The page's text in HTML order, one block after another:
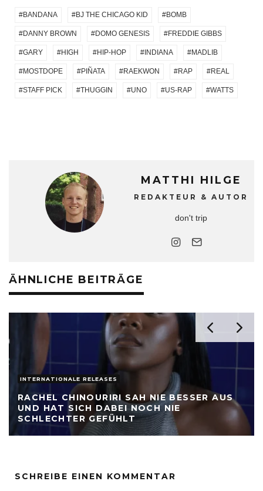
BANDANA BJ THE CHICAGO KID BOMB
DANNY BROWN DOMO GENESIS FREDDIE GIBBS
GARY HIGH HIP-HOP INDIANA MADLIB
MOSTDOPE PIÑATA RAEKWON RAP REAL
STAFF PICK THUGGIN UNO US-RAP WATTS
MATTHI HILGE
REDAKTEUR & AUTOR
don't trip
ÄHNLICHE BEITRÄGE
INTERNATIONALE RELEASES
RACHEL CHINOURIRI SAH NIE BESSER AUS
UND HAT SICH DABEI NOCH NIE
SCHLECHTER GEFÜHLT
SCHREIBE EINEN KOMMENTAR